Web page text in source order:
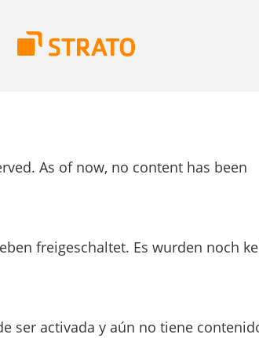
As of now, no content has been
freigeschaltet. Es wurden noch
ser activada y aún no tiene